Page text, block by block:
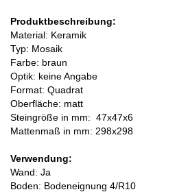
Produktbeschreibung:
Material: Keramik
Typ: Mosaik
Farbe: braun
Optik: keine Angabe
Format: Quadrat
Oberfläche: matt
Steingröße in mm: 47x47x6
Mattenmaß in mm: 298x298
Verwendung:
Wand: Ja
Boden: Bodeneignung 4/R10